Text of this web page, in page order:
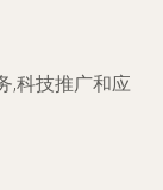
,科技推广和应